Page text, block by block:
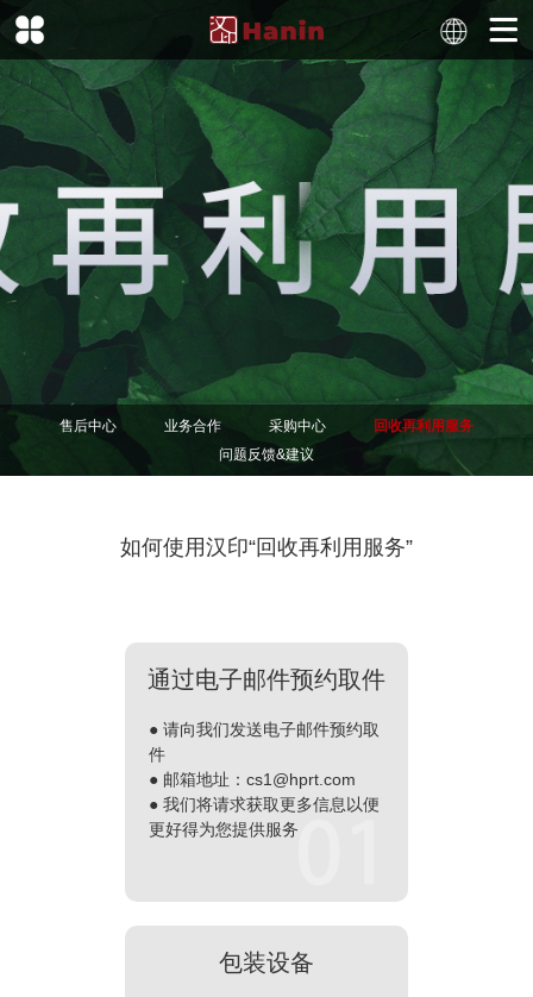
售后中心 业务合作 采购中心
回收再利用服务
问题反馈&建议
如何使用汉印“回收再利用服务”
通过电子邮件预约取件
● 请向我们发送电子邮件预约取
件
● 邮箱地址：cs1@hprt.com
● 我们将请求获取更多信息以便
更好得为您提供服务
包装设备